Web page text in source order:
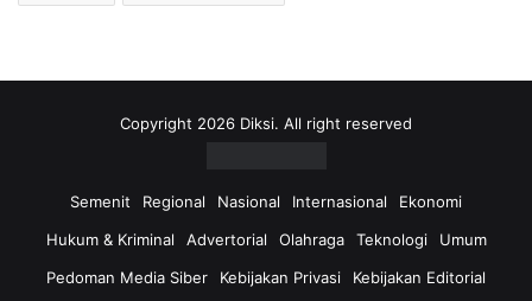
Copyright 2026 Diksi. All right reserved
Semenit Regional Nasional Internasional
Ekonomi
Hukum & Kriminal
Advertorial Olahraga Teknologi
Umum
Pedoman Media Siber
Kebijakan Privasi Kebijakan Editorial